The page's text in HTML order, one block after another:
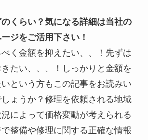
くらい？気になる詳細は当社の
ジをご活用下さい！
く金額を抑えたい、、！先ずは
たい、、、！しっかりと金額を
という方もこの記事をお読みい
ょうか？修理を依頼される地域
によって価格変動が考えられる
整備や修理に関する正確な情報